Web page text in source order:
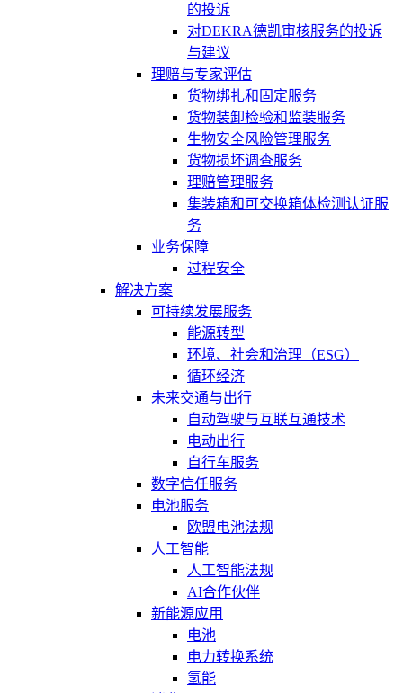
的投诉
对DEKRA德凯审核服务的投诉
与建议
理赔与专家评估
货物绑扎和固定服务
货物装卸检验和监装服务
生物安全风险管理服务
货物损坏调查服务
理赔管理服务
集装箱和可交换箱体检测认证服
务
业务保障
过程安全
解决方案
可持续发展服务
能源转型
环境、社会和治理（ESG）
循环经济
未来交通与出行
自动驾驶与互联互通技术
电动出行
自行车服务
数字信任服务
电池服务
欧盟电池法规
人工智能
人工智能法规
AI合作伙伴
新能源应用
电池
电力转换系统
氢能